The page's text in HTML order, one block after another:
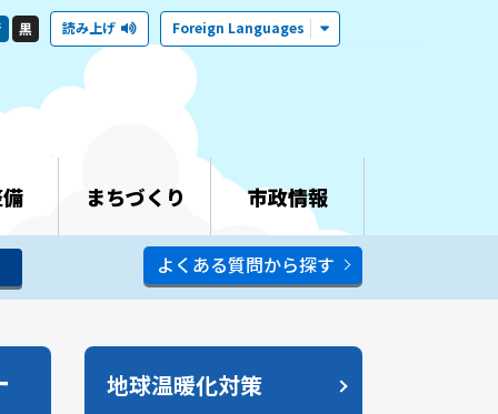
黒 読み上げ Foreign Languages
まちづくり 市政情報
よくある質問から探す
地球温暖化対策